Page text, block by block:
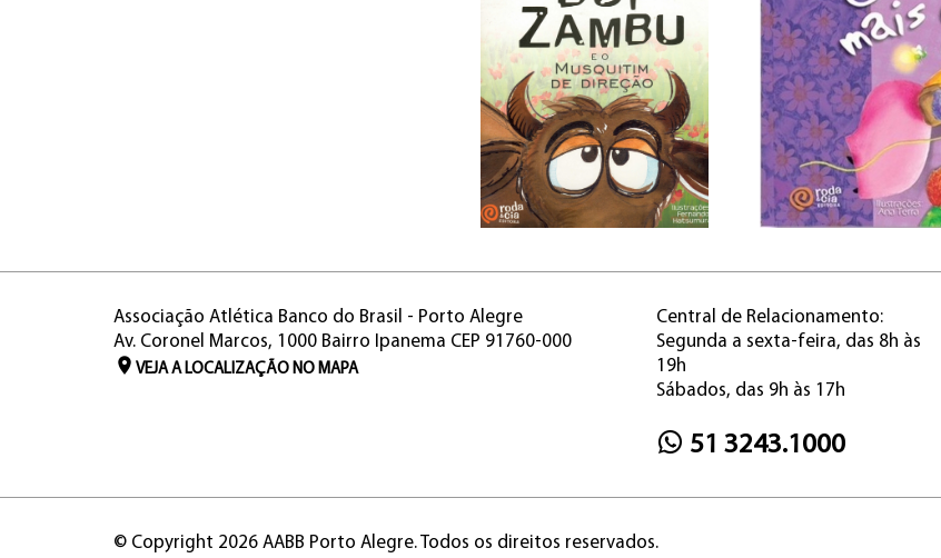
Associação Atlética Banco do Brasil - Porto Alegre
Av. Coronel Marcos, 1000 Bairro Ipanema CEP 91760-000
VEJA A LOCALIZAÇÃO NO MAPA
Central de Relacionamento:
Segunda a sexta-feira, das 8h às
19h
Sábados, das 9h às 17h
51 3243.1000
© Copyright 2026 AABB Porto Alegre. Todos os direitos reservados.